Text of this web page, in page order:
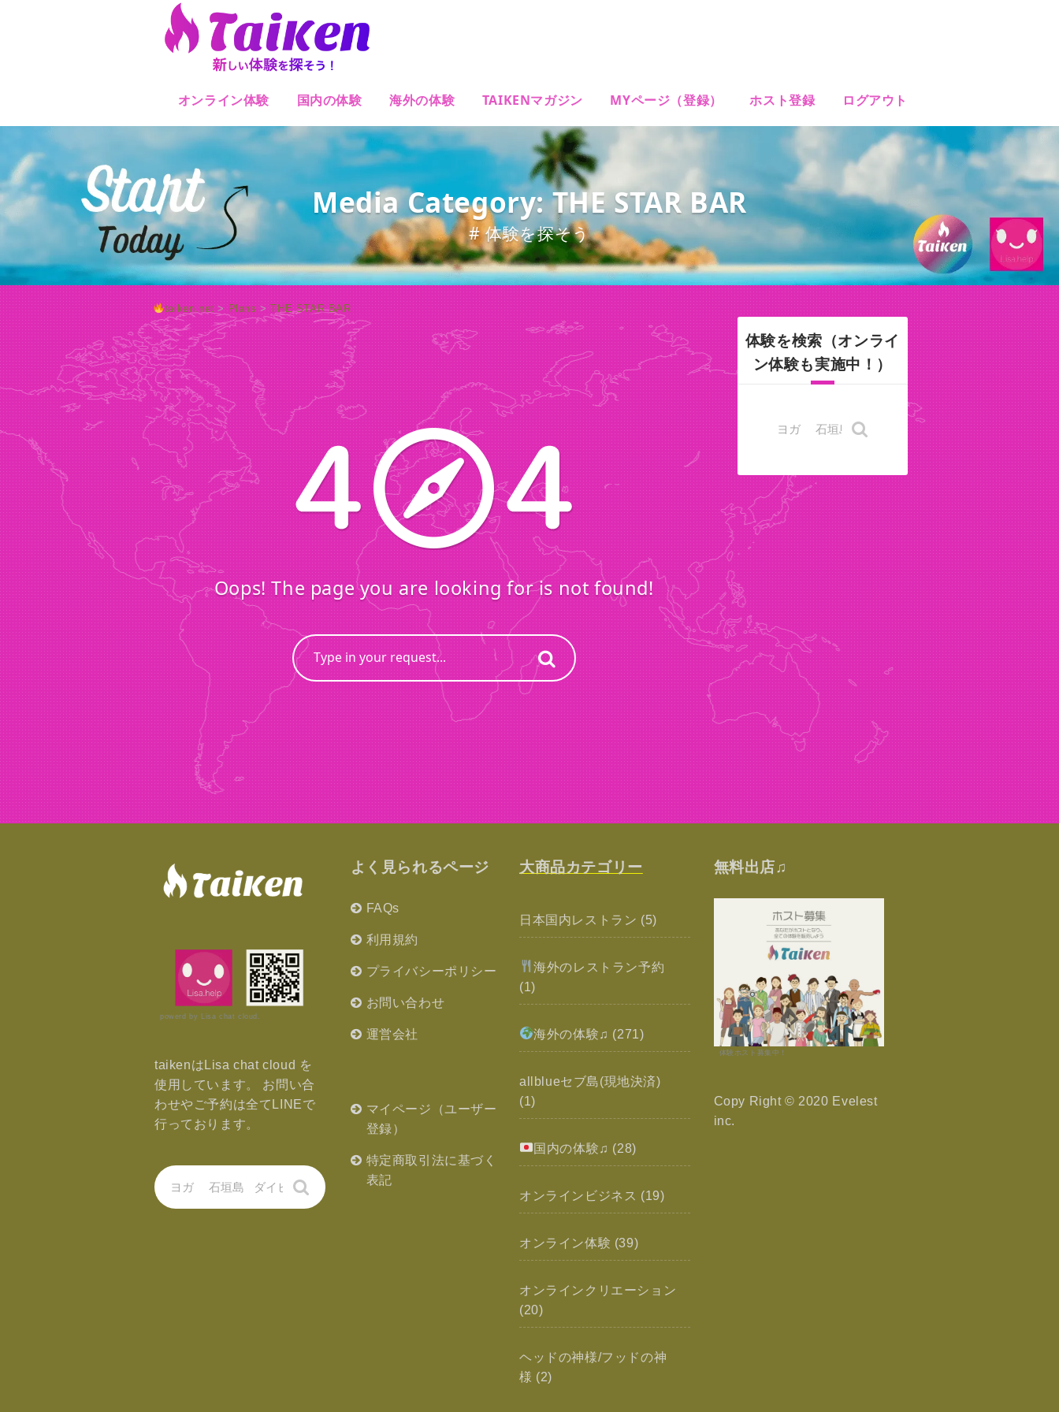
オンライン体験 国内の体験 海外の体験 TAIKENマガジン MYページ（登録） ホスト登録 ログアウト
Media Category: THE STAR BAR
# 体験を探そう
taiken.net>Plans >THE STAR BAR
Oops! The page you are looking for is not found!
体験を検索（オンライ
ン体験も実施中！）
powerd by Lisa chat cloud.
taikenはLisa chat cloud を
使用しています。 お問い合
わせやご予約は全てLINEで
行っております。
よく見られるページ
FAQs
利用規約
プライバシーポリシー
お問い合わせ
運営会社
マイページ（ユーザー
登録）
特定商取引法に基づく
表記
大商品カテゴリー
日本国内レストラン (5)
海外のレストラン予約
(1)
海外の体験♫ (271)
allblueセブ島(現地決済)
(1)
国内の体験♫ (28)
オンラインビジネス (19)
オンライン体験 (39)
オンラインクリエーション
(20)
ヘッドの神様/フッドの神
様 (2)
無料出店♫
体験ホスト募集中！
Copy Right © 2020 Evelest
inc.